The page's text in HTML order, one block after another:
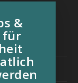
e.V.
&
für